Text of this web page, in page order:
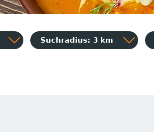
Suchradius: 3 km